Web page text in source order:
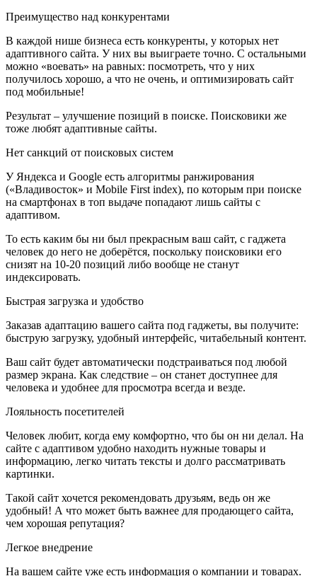
Преимущество над конкурентами
В каждой нише бизнеса есть конкуренты, у которых нет
адаптивного сайта. У них вы выиграете точно. С остальными
можно «воевать» на равных: посмотреть, что у них
получилось хорошо, а что не очень, и оптимизировать сайт
под мобильные!
Результат – улучшение позиций в поиске. Поисковики же
тоже любят адаптивные сайты.
Нет санкций от поисковых систем
У Яндекса и Google есть алгоритмы ранжирования
(«Владивосток» и Mobile First index), по которым при поиске
на смартфонах в топ выдаче попадают лишь сайты с
адаптивом.
То есть каким бы ни был прекрасным ваш сайт, с гаджета
человек до него не доберётся, поскольку поисковики его
снизят на 10-20 позиций либо вообще не станут
индексировать.
Быстрая загрузка и удобство
Заказав адаптацию вашего сайта под гаджеты, вы получите:
быструю загрузку, удобный интерфейс, читабельный контент.
Ваш сайт будет автоматически подстраиваться под любой
размер экрана. Как следствие – он станет доступнее для
человека и удобнее для просмотра всегда и везде.
Лояльность посетителей
Человек любит, когда ему комфортно, что бы он ни делал. На
сайте с адаптивом удобно находить нужные товары и
информацию, легко читать тексты и долго рассматривать
картинки.
Такой сайт хочется рекомендовать друзьям, ведь он же
удобный! А что может быть важнее для продающего сайта,
чем хорошая репутация?
Легкое внедрение
На вашем сайте уже есть информация о компании и товарах.